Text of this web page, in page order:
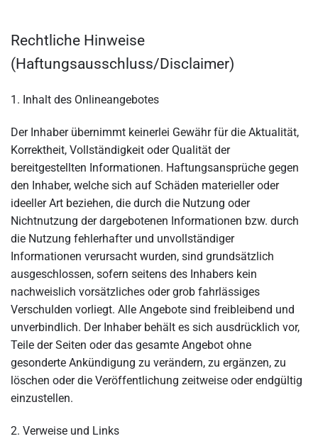
Rechtliche Hinweise
(Haftungsausschluss/Disclaimer)
1. Inhalt des Onlineangebotes
Der Inhaber übernimmt keinerlei Gewähr für die Aktualität,
Korrektheit, Vollständigkeit oder Qualität der
bereitgestellten Informationen. Haftungsansprüche gegen
den Inhaber, welche sich auf Schäden materieller oder
ideeller Art beziehen, die durch die Nutzung oder
Nichtnutzung der dargebotenen Informationen bzw. durch
die Nutzung fehlerhafter und unvollständiger
Informationen verursacht wurden, sind grundsätzlich
ausgeschlossen, sofern seitens des Inhabers kein
nachweislich vorsätzliches oder grob fahrlässiges
Verschulden vorliegt. Alle Angebote sind freibleibend und
unverbindlich. Der Inhaber behält es sich ausdrücklich vor,
Teile der Seiten oder das gesamte Angebot ohne
gesonderte Ankündigung zu verändern, zu ergänzen, zu
löschen oder die Veröffentlichung zeitweise oder endgültig
einzustellen.
2. Verweise und Links